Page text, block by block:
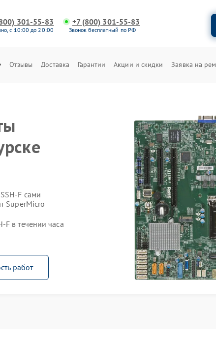
301-55-83
с 10:00 до 20:00
+7 (800) 301-55-83
Звонок бесплатный по РФ
Отзывы Доставка Гарантии Акции и скидки Заявка на
F сами
SuperMicro
F в течении часа
работ